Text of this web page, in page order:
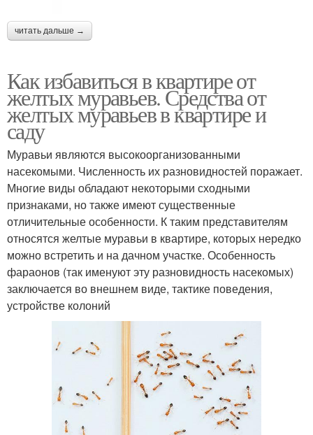
читать дальше →
Как избавиться в квартире от
желтых муравьев. Средства от
желтых муравьев в квартире и
саду
Муравьи являются высокоорганизованными
насекомыми. Численность их разновидностей поражает.
Многие виды обладают некоторыми сходными
признаками, но также имеют существенные
отличительные особенности. К таким представителям
относятся желтые муравьи в квартире, которых нередко
можно встретить и на дачном участке. Особенность
фараонов (так именуют эту разновидность насекомых)
заключается во внешнем виде, тактике поведения,
устройстве колоний